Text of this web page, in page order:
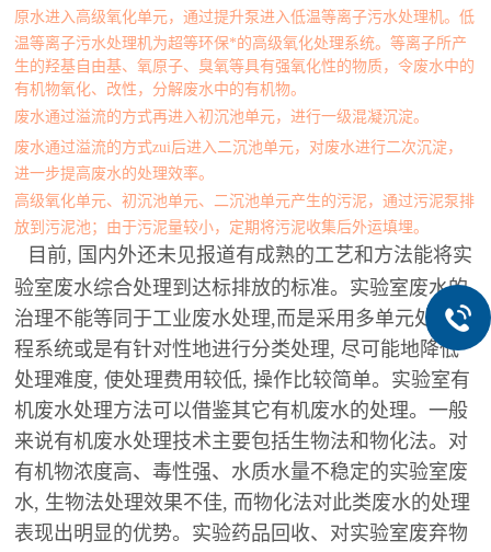
原水进入高级氧化单元，通过提升泵进入低温等离子污水处理机。低
温等离子污水处理机为超等环保*的高级氧化处理系统。等离子所产
生的羟基自由基、氧原子、臭氧等具有强氧化性的物质，令废水中的
有机物氧化、改性，分解废水中的有机物。
废水通过溢流的方式再进入初沉池单元，进行一级混凝沉淀。
废水通过溢流的方式zui后进入二沉池单元，对废水进行二次沉淀，
进一步提高废水的处理效率。
高级氧化单元、初沉池单元、二沉池单元产生的污泥，通过污泥泵排
放到污泥池；由于污泥量较小，定期将污泥收集后外运填埋。
目前, 国内外还未见报道有成熟的工艺和方法能将实
验室废水综合处理到达标排放的标准。实验室废水的
治理不能等同于工业废水处理,而是采用多单元处理流
程系统或是有针对性地进行分类处理, 尽可能地降低
处理难度, 使处理费用较低, 操作比较简单。实验室有
机废水处理方法可以借鉴其它有机废水的处理。一般
来说有机废水处理技术主要包括生物法和物化法。对
有机物浓度高、毒性强、水质水量不稳定的实验室废
水, 生物法处理效果不佳, 而物化法对此类废水的处理
表现出明显的优势。实验药品回收、对实验室废弃物